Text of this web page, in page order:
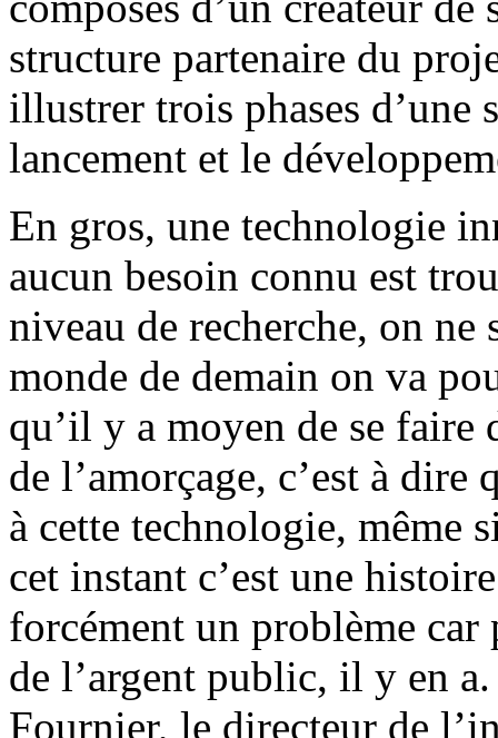
structure partenaire du
illustrer trois phases d’une
lancement et le
En gros, une technologie
aucun besoin connu est
niveau de recherche, on ne
monde de demain on va
qu’il y a moyen de se faire
de l’amorçage, c’est à
à cette technologie, même
cet instant c’est une
forcément un problème car
de l’argent public, il y en
Fournier, le directeur de